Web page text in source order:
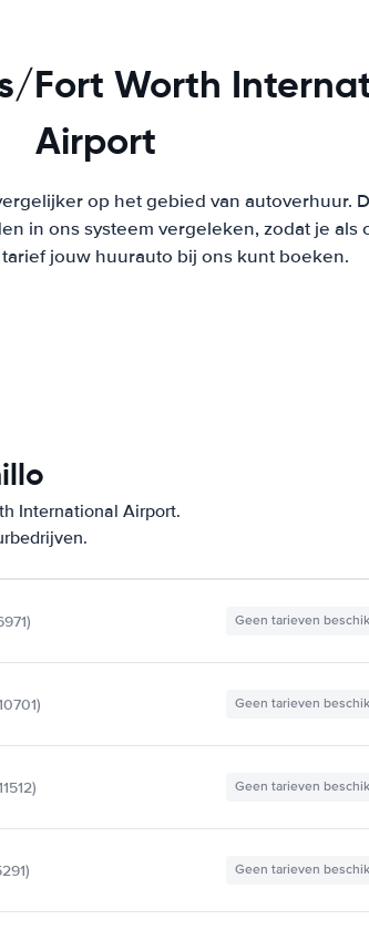
Fort Worth
Airport
op het gebied van autoverhuur.
in ons systeem vergeleken, zodat je als
jouw huurauto bij ons kunt boeken.
International Airport.
Geen tarieven
Geen tarieven
Geen tarieven
Geen tarieven